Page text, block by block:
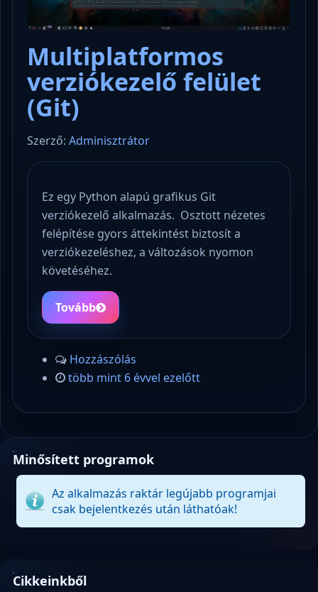
Multiplatformos
verziókezelő felület
(Git)
Szerző: Adminisztrátor
Ez egy Python alapú grafikus Git
verziókezelő alkalmazás. Osztott nézetes
felépítése gyors áttekintést biztosít a
verziókezeléshez, a változások nyomon
követéséhez.
Tovább
Hozzászólás
több mint 6 évvel ezelőtt
Minősített programok
Az alkalmazás raktár legújabb programjai
csak bejelentkezés után láthatóak!
Cikkeinkből